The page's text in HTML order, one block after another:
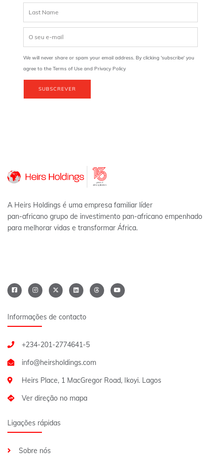
We will never share or spam your email address. By clicking 'subscribe' you
agree to the Terms of Use and Privacy Policy
SUBSCREVER
A Heirs Holdings é uma empresa familiar líder
pan-africano grupo de investimento pan-africano empenhado
para melhorar vidas e transformar África.
Informações de contacto
+234-201-2774641-5
Heirs Place, 1 MacGregor Road, Ikoyi. Lagos
Ver direção no mapa
Ligações rápidas
Sobre nós